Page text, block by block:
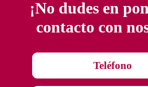
¡No dudes en
contacto con
Teléfono